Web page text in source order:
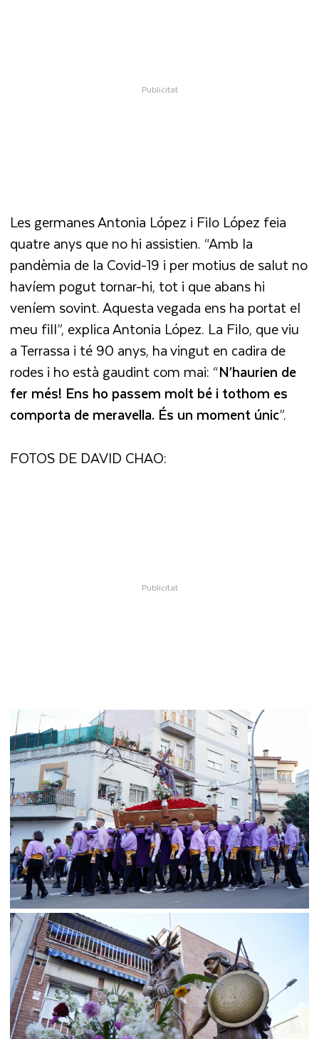
Les germanes Antonia López i Filo López feia
quatre anys que no hi assistien. “Amb la
pandèmia de la Covid-19 i per motius de salut no
havíem pogut tornar-hi, tot i que abans hi
veníem sovint. Aquesta vegada ens ha portat el
meu fill”, explica Antonia López. La Filo, que viu
a Terrassa i té 90 anys, ha vingut en cadira de
rodes i ho està gaudint com mai: “N’haurien de
fer més! Ens ho passem molt bé i tothom es
comporta de meravella. És un moment únic”.
FOTOS DE DAVID CHAO: